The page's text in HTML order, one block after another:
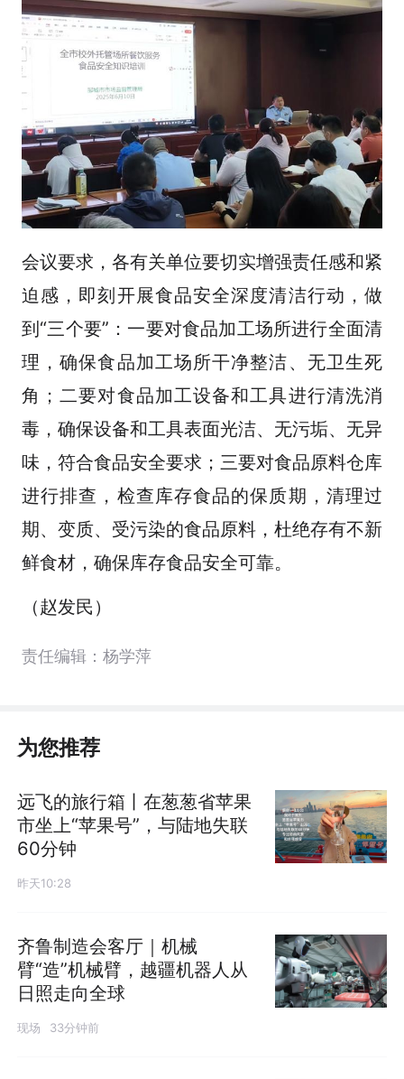
会议要求，各有关单位要切实增强责任感和紧
迫感，即刻开展食品安全深度清洁行动，做
到“三个要”：一要对食品加工场所进行全面清
理，确保食品加工场所干净整洁、无卫生死
角；二要对食品加工设备和工具进行清洗消
毒，确保设备和工具表面光洁、无污垢、无异
味，符合食品安全要求；三要对食品原料仓库
进行排查，检查库存食品的保质期，清理过
期、变质、受污染的食品原料，杜绝存有不新
鲜食材，确保库存食品安全可靠。
（赵发民）
责任编辑：杨学萍
为您推荐
远飞的旅行箱丨在葱葱省苹果
市坐上“苹果号”，与陆地失联
60分钟
昨天10:28
齐鲁制造会客厅｜机械
臂“造”机械臂，越疆机器人从
日照走向全球
现场 33分钟前